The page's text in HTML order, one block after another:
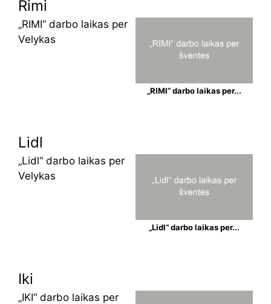
Rimi
„RIMI“ darbo laikas per
Velykas
„RIMI“ darbo laikas per...
Lidl
„Lidl“ darbo laikas per
Velykas
„Lidl“ darbo laikas per...
Iki
„IKI“ darbo laikas per